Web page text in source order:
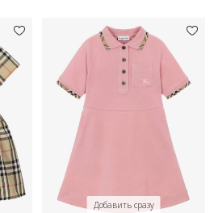
Добавить сразу